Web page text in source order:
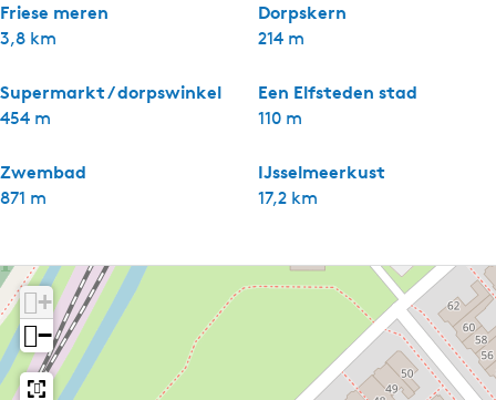
Friese meren
3,8 km
Dorpskern
214 m
Supermarkt / dorpswinkel
454 m
Een Elfsteden stad
110 m
Zwembad
871 m
IJsselmeerkust
17,2 km
+
−